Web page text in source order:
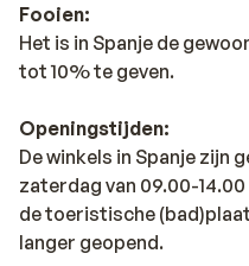
Fooien:
Het is in Spanje de
tot 10% te geven.
Openingstijden:
De winkels in Spanje zijn
zaterdag van 09.00-14.00
de toeristische
langer geopend.